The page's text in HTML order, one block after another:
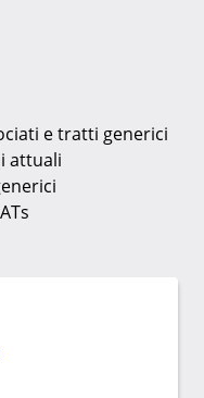
e tratti generici
attuali